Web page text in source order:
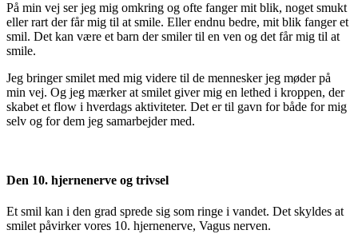
På min vej ser jeg mig omkring og ofte fanger mit blik, noget smukt
eller rart der får mig til at smile. Eller endnu bedre, mit blik fanger et
smil. Det kan være et barn der smiler til en ven og det får mig til at
smile.
Jeg bringer smilet med mig videre til de mennesker jeg møder på
min vej. Og jeg mærker at smilet giver mig en lethed i kroppen, der
skabet et flow i hverdags aktiviteter. Det er til gavn for både for mig
selv og for dem jeg samarbejder med.
Den 10. hjernenerve og trivsel
Et smil kan i den grad sprede sig som ringe i vandet. Det skyldes at
smilet påvirker vores 10. hjernenerve, Vagus nerven.